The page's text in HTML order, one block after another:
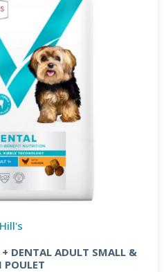
Hill's
DENTAL ADULT SMALL &